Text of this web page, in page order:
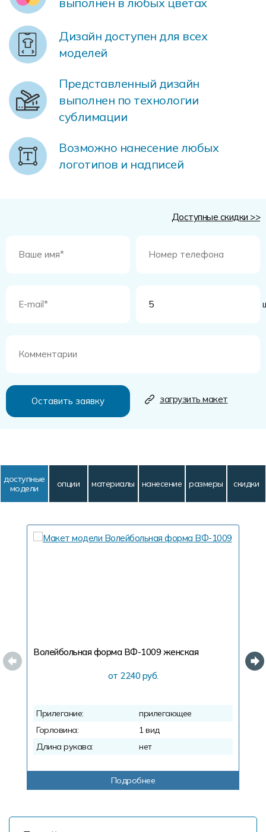
Дизайн доступен для всех
моделей
Представленный дизайн
выполнен по технологии
сублимации
Возможно нанесение любых
логотипов и надписей
Доступные скидки >>
загрузить макет
доступные
модели
опции материалы нанесение размеры скидки
Волейбольная форма ВФ-1009 женская
от 2240 руб.
Прилегание:
прилегающее
Горловина:
1 вид
Длина рукава:
нет
Подробнее
Форма в наличии
Распродажа
Статьи
Реквизиты
Система скидок и наценок
Пользовательское соглашение
Доставка